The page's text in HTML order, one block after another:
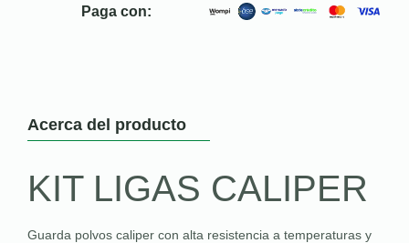
Paga con:
Acerca del producto
KIT LIGAS CALIPER
Guarda polvos caliper con alta resistencia a temperaturas y